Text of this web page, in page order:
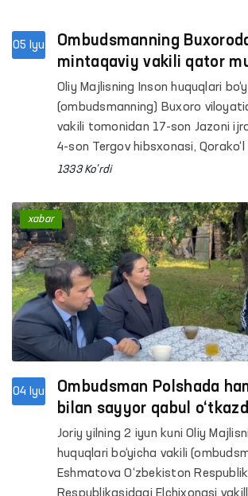
05 Iyu
Ombudsmanning
mintaqaviy vakili qator
monitoring o‘tkazdi
Oliy Majlisning Inson huquqlari
(ombudsmanning) Buxoro
vakili tomonidan 17-son Jazoni
4-son Tergov hibsxonasi,
Vaqtincha saqlash hibsxonasi va
ixtisoslashtirilgan ruhiy
tibbiyot markazining psixiatriya
Buxoro viloyat filialiga
amalga oshirildi.
1333 Ko'rdi
04 Iyu
Ombudsman Polshada
bilan sayyor qabul
Joriy yilning 2 iyun kuni Oliy
huquqlari bo‘yicha vakili
Eshmatova O‘zbekiston
xabar